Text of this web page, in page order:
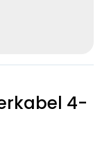
4-